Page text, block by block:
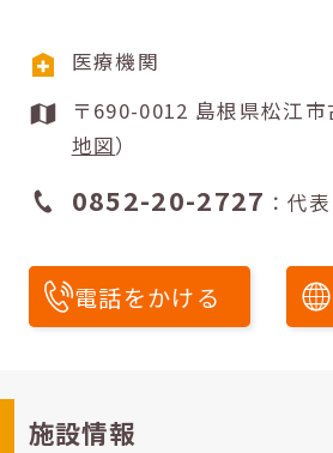
医療機関
〒690-0012 島根
地図）
0852-20-2727 ：代表
電話をかける
施設情報